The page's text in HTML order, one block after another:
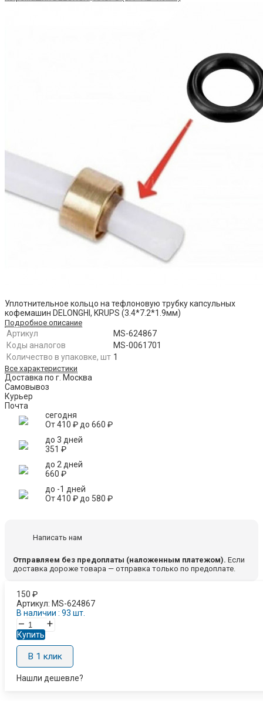
Уплотнительное кольцо на тефлоновую трубку капсульных
кофемашин DELONGHI, KRUPS (3.4*7.2*1.9мм)
Подробное описание
Артикул
MS-624867
Коды аналогов
MS-0061701
Количество в упаковке, шт 1
Все характеристики
Доставка по г. Москва
Самовывоз
Курьер
Почта
сегодня
От410 ₽до 660 ₽
до 3 дней
351 ₽
до 2 дней
660 ₽
до -1 дней
От410 ₽до 580 ₽
Написать нам
Отправляем без предоплаты (наложенным платежом). Если
доставка дороже товара — отправка только по предоплате.
150 ₽
Артикул: MS-624867
В наличии : 93 шт.
– +
Купить
В 1 клик
Нашли дешевле?